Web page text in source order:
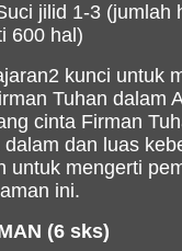
jilid 1-3 (jumlah
600 hal)
kunci untuk
Tuhan dalam
cinta Firman
dan luas
untuk mengerti
ini.
(6 sks)